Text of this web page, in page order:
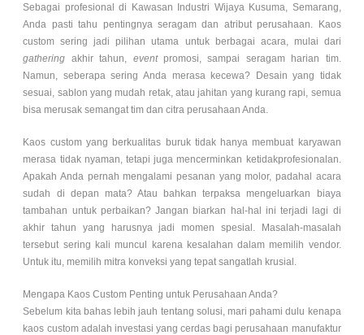
Sebagai profesional di Kawasan Industri Wijaya Kusuma, Semarang,
Anda pasti tahu pentingnya seragam dan atribut perusahaan. Kaos
custom sering jadi pilihan utama untuk berbagai acara, mulai dari
gathering akhir tahun, eventpromosi, sampai seragam harian tim.
Namun, seberapa sering Anda merasa kecewa? Desain yang tidak
sesuai, sablon yang mudah retak, atau jahitan yang kurang rapi, semua
bisa merusak semangat tim dan citra perusahaan Anda.
Kaos custom yang berkualitas buruk tidak hanya membuat karyawan
merasa tidak nyaman, tetapi juga mencerminkan ketidakprofesionalan.
Apakah Anda pernah mengalami pesanan yang molor, padahal acara
sudah di depan mata? Atau bahkan terpaksa mengeluarkan biaya
tambahan untuk perbaikan? Jangan biarkan hal-hal ini terjadi lagi di
akhir tahun yang harusnya jadi momen spesial. Masalah-masalah
tersebut sering kali muncul karena kesalahan dalam memilih vendor.
Untuk itu, memilih mitra konveksi yang tepat sangatlah krusial.
Mengapa Kaos Custom Penting untuk Perusahaan Anda?
Sebelum kita bahas lebih jauh tentang solusi, mari pahami dulu kenapa
kaos custom adalah investasi yang cerdas bagi perusahaan manufaktur